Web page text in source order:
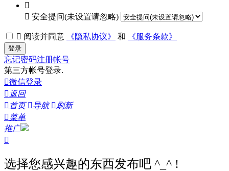

 安全提问(未设置请忽略)
 阅读并同意 《隐私协议》 和 《服务条款》
登录
忘记密码注册帐号
第三方帐号登录.
微信登录
 返回
 首页 导航 刷新
菜单
推广

选择您感兴趣的东西发布吧 ^_^ !